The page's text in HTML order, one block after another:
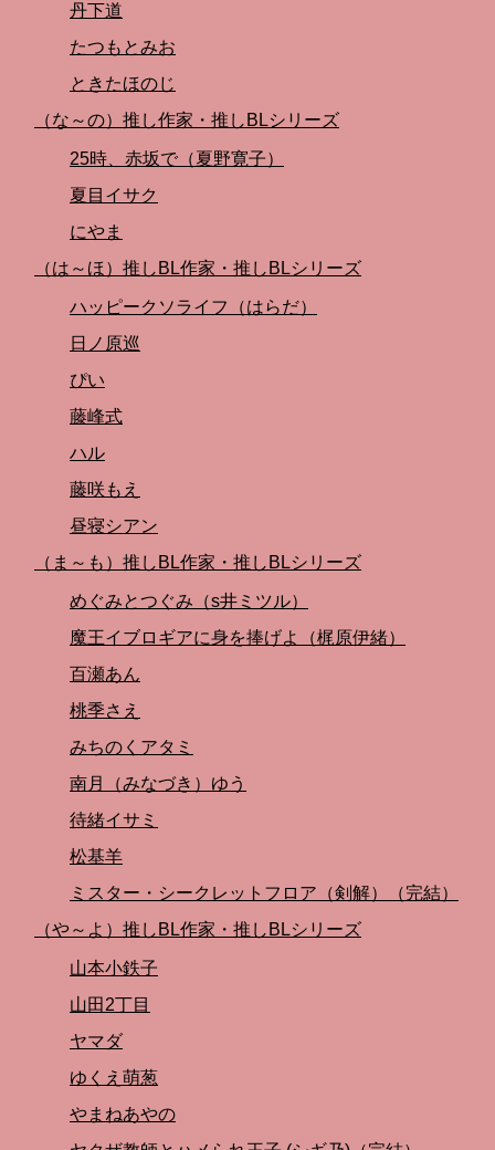
丹下道
たつもとみお
ときたほのじ
（な～の）推し作家・推しBLシリーズ
25時、赤坂で（夏野寛子）
夏目イサク
にやま
（は～ほ）推しBL作家・推しBLシリーズ
ハッピークソライフ（はらだ）
日ノ原巡
ぴい
藤峰式
ハル
藤咲もえ
昼寝シアン
（ま～も）推しBL作家・推しBLシリーズ
めぐみとつぐみ（s井ミツル）
魔王イブロギアに身を捧げよ（梶原伊緒）
百瀬あん
桃季さえ
みちのくアタミ
南月（みなづき）ゆう
待緒イサミ
松基羊
ミスター・シークレットフロア（剣解）（完結）
（や～よ）推しBL作家・推しBLシリーズ
山本小鉄子
山田2丁目
ヤマダ
ゆくえ萌葱
やまねあやの